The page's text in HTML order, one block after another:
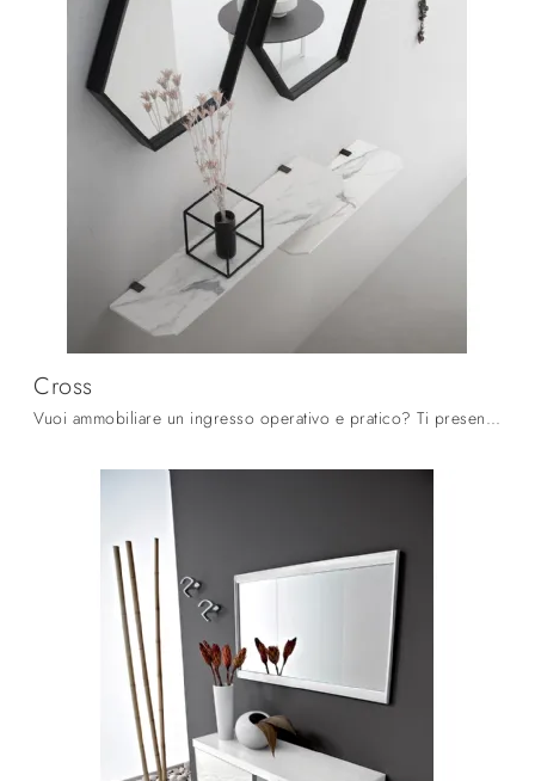
Cross
Vuoi ammobiliare un ingresso operativo e pratico? Ti presentiamo il mobile Cross di La Primavera in laminato, pensato per spazi moderni.